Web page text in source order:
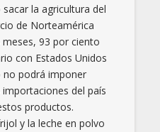
la agricultura del
de Norteamérica
93 por ciento
con Estados Unidos
no podrá imponer
del país
productos.
y la leche en polvo